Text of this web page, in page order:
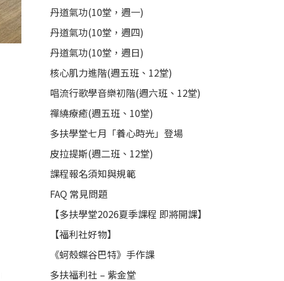
丹道氣功(10堂，週一)
丹道氣功(10堂，週四)
丹道氣功(10堂，週日)
核心肌力進階(週五班、12堂)
唱流行歌學音樂初階(週六班、12堂)
禪繞療癒(週五班、10堂)
多扶學堂七月「養心時光」登場
皮拉提斯(週二班、12堂)
課程報名須知與規範
FAQ 常見問題
【多扶學堂2026夏季課程 即將開課】
【福利社好物】
《蚵殼蝶谷巴特》手作課
多扶福利社 – 紫金堂